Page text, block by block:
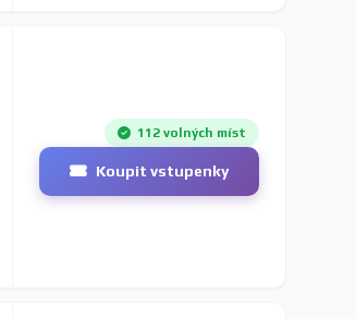
112 volných míst
Koupit vstupenky